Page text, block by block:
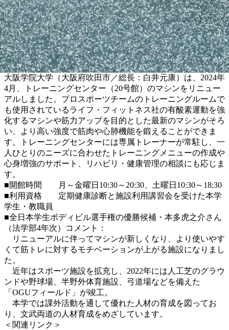
大阪学院大学（大阪府吹田市／総長：白井元康）は、2024年
4月、トレーニングセンター（20号館）のマシンをリニュー
アルしました。プロスポーツチームのトレーニングルームで
も使用されているライフ・フィットネス社の有酸素運動を強
化するマシンや筋力アップを目的とした最新のマシンがそろ
い、より高い強度で筋肉や心肺機能を鍛えることができま
す。トレーニングセンターには専属トレーナーが常駐し、一
人ひとりのニーズに合わせたトレーニングメニューの作成や
心身増強のサポート、リハビリ・健康管理の相談にも応じま
す。
■開館時間 月～金曜日10:30～20:30、土曜日10:30～18:30
■利用資格 定期健康診断と施設利用講習会を受けた本学
学生・教職員
■全日本学生ボディビル選手権の優勝候補・本多虎之介さん
（法学部4年次）コメント：
リニューアルに伴ってマシンが新しくなり、より使いやす
くて筋トレに対するモチベーションが上がる施設になりまし
た。
近年はスポーツ施設を拡充し、2022年には人工芝のグラウ
ンドや野球場、半野外体育施設、弓道場などを備えた
「OGUフィールド」が竣工。
本学では課外活動を通して優れた人材の育成を図ってお
り、文武両道の人材育成をめざしています。
＜関連リンク＞